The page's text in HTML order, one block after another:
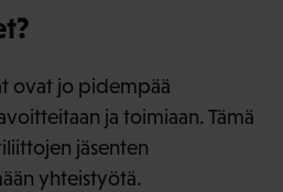
ovat jo pidempää
ja toimiaan. Tämä
jäsenten
yhteistyötä.